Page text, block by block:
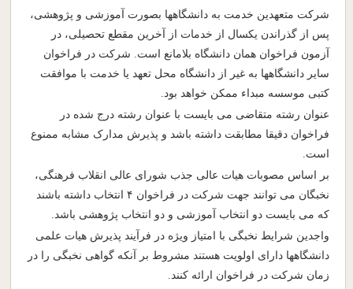
شرکت متعهدین خدمت به دانشگاهها بصورت آموزشی و پژوهشی،
پس از گذراندن یکسال از خدمات از آخرین مقطع تحصیلی، در
آزمون فراخوان همان دانشگاه بلامانع است. شرکت در فراخوان
سایر دانشگاهها به غیر از دانشگاه محل تعهد یا خدمت با موافقت
کتبی موسسه مبداء ممکن خواهد بود.
عنوان رشته متقاضی می بایست با عنوان رشته درج شده در
فراخوان دقیقا مطابقت داشته باشد و پذیرش مدارک مشابه ممنوع
است.
بر اساس مصوبات هیات عالی جذب شورای عالی انقلاب فرهنگی،
نخبگان می توانند جهت شرکت در فراخوان ۴ انتخاب داشته باشند
که می بایست دو انتخاب آموزشی و دو انتخاب پژوهشی باشد.
واجدین شرایط نخبگی با امتیاز ویژه در فرآیند پذیرش هیات علمی
دانشگاهها دارای اولویت هستند مشروط بر آنکه گواهی نخبگی را در
زمان شرکت در فراخوان ارائه کنند.